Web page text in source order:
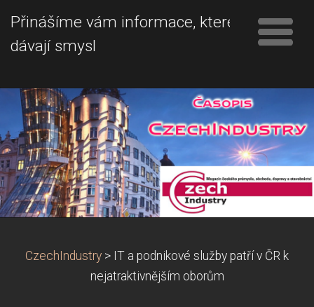
Přinášíme vám informace, které
dávají smysl
CzechIndustry > IT a podnikové služby patří v ČR k
nejatraktivnějším oborům